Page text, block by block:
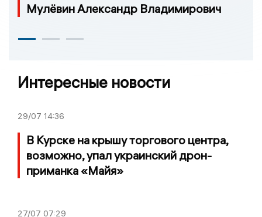
Мулёвин Александр Владимирович
Интересные новости
29/07 14:36
В Курске на крышу торгового центра,
возможно, упал украинский дрон-
приманка «Майя»
27/07 07:29